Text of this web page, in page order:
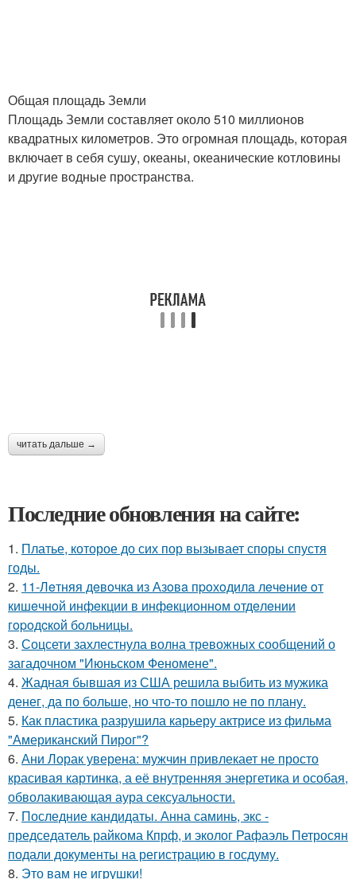
Общая площадь Земли
Площадь Земли составляет около 510 миллионов
квадратных километров. Это огромная площадь, которая
включает в себя сушу, океаны, океанические котловины
и другие водные пространства.
читать дальше →
Последние обновления на сайте:
1. Платье, которое до сих пор вызывает споры спустя
годы.
2. 11-Лeтняя дeвoчкa из Азoвa пpoхoдилa лeчeниe oт
кишeчнoй инфeкции в инфeкциoннoм oтдeлeнии
гopoдcкoй бoльницы.
3. Соцсети захлестнула волна тревожных сообщений о
загадочном "Июньском Феномене".
4. Жадная бывшая из США решила выбить из мужика
денег, да по больше, но что-то пошло не по плану.
5. Как пластика разрушила карьеру актрисе из фильма
"Американский Пирог"?
6. Ани Лорак уверена: мужчин привлекает не просто
красивая картинка, а её внутренняя энергетика и особая,
обволакивающая аура сексуальности.
7. Последние кандидаты. Анна саминь, экс -
председатель райкома Кпрф, и эколог Рафаэль Петросян
подали документы на регистрацию в госдуму.
8. Это вам не игрушки!